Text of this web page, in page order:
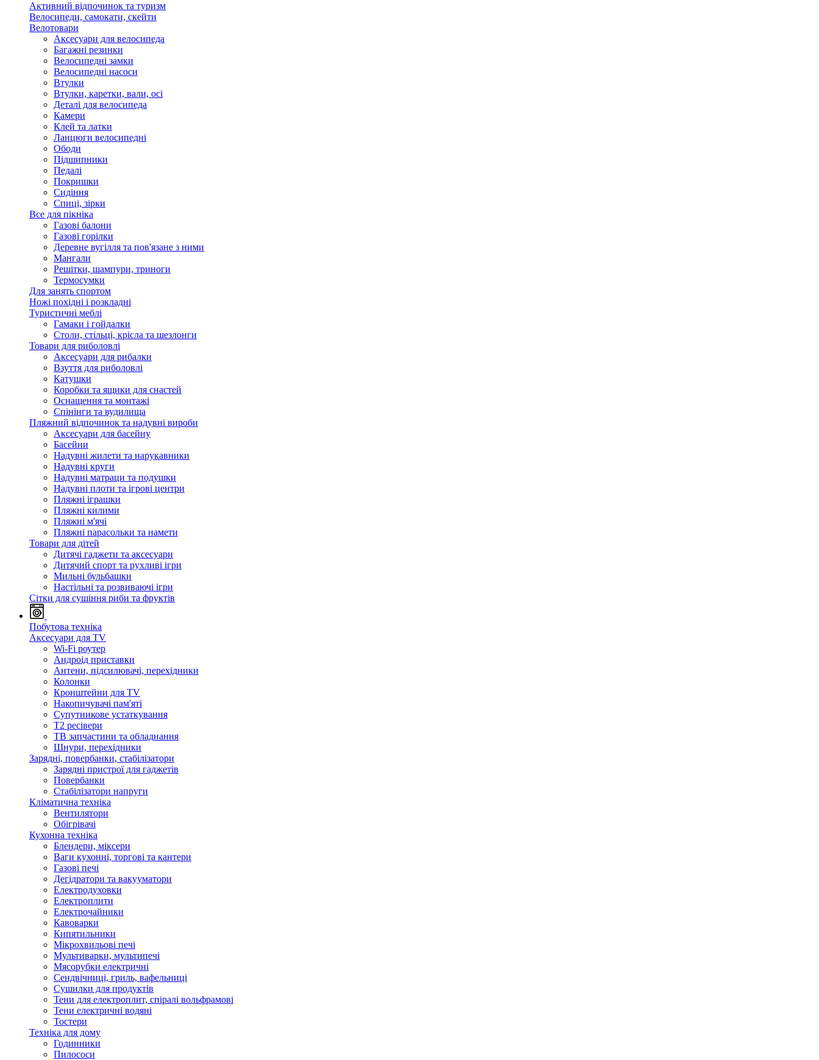
Активний відпочинок та туризм
Велосипеди, самокати, скейти
Велотовари
Аксесуари для велосипеда
Багажні резинки
Велосипедні замки
Велосипедні насоси
Втулки
Втулки, каретки, вали, осі
Деталі для велосипеда
Камери
Клей та латки
Ланцюги велосипедні
Ободи
Підшипники
Педалі
Покришки
Сидіння
Спиці, зірки
Все для пікніка
Газові балони
Газові горілки
Деревне вугілля та пов'язане з ними
Мангали
Решітки, шампури, триноги
Термосумки
Для занять спортом
Ножі похідні і розкладні
Туристичні меблі
Гамаки і гойдалки
Столи, стільці, крісла та шезлонги
Товари для риболовлі
Аксесуари для рибалки
Взуття для риболовлі
Катушки
Коробки та ящики для снастей
Оснащення та монтажі
Спінінги та вудилища
Пляжний відпочинок та надувні вироби
Аксесуари для басейну
Басейни
Надувні жилети та нарукавники
Надувні круги
Надувні матраци та подушки
Надувні плоти та ігрові центри
Пляжні іграшки
Пляжні килими
Пляжні м'ячі
Пляжні парасольки та намети
Товари для дітей
Дитячі гаджети та аксесуари
Дитячий спорт та рухливі ігри
Мильні бульбашки
Настільні та розвиваючі ігри
Сітки для сушіння риби та фруктів
Побутова техніка
Аксесуари для TV
Wi-Fi роутер
Андроід приставки
Антени, підсилювачі, перехідники
Колонки
Кронштейни для TV
Накопичувачі пам'яті
Супутникове устаткування
Т2 ресівери
ТВ запчастини та обладнання
Шнури, перехідники
Зарядні, повербанки, стабілізатори
Зарядні пристрої для гаджетів
Повербанки
Стабілізатори напруги
Кліматична техніка
Вентилятори
Обігрівачі
Кухонна техніка
Блендери, міксери
Ваги кухонні, торгові та кантери
Газові печі
Дегідратори та вакууматори
Електродуховки
Електроплити
Електрочайники
Кавоварки
Кипятильники
Мікрохвильові печі
Мультиварки, мультипечі
Мясорубки електричні
Сендвічниці, гриль, вафельниці
Сушилки для продуктів
Тени для електроплит, спіралі вольфрамові
Тени електричні водяні
Тостери
Техніка для дому
Годинники
Пилососи